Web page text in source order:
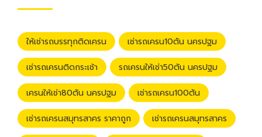
ให้เช่ารถบรรทุกติดเครน เช่ารถเครน10ตัน นครปฐม
เช่ารถเครนติดกระเช้า รถเครนให้เช่า50ตัน นครปฐม
เครนให้เช่า80ตัน นครปฐม เช่ารถเครน100ตัน
เช่ารถเครนสมุทรสาคร ราคาถูก เช่ารถเครนสมุทรสาคร